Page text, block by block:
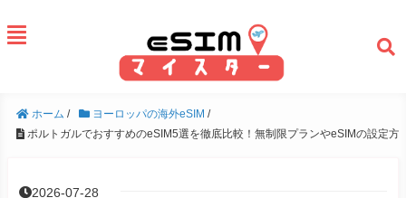
ホーム / ヨーロッパの海外eSIM /
ポルトガルでおすすめのeSIM5選を徹底比較！無制限プランやeSIMの設定方
2026-07-28